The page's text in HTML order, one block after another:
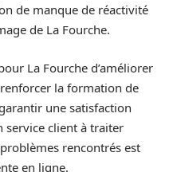
de manque de réactivité
de La Fourche.
La Fourche d’améliorer
la formation de
une satisfaction
service client à traiter
rencontrés est
en ligne.